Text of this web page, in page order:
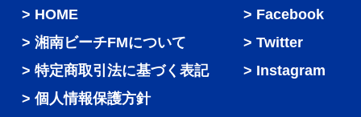
HOME
湘南ビーチFMについて
特定商取引法に基づく表記
個人情報保護方針
Facebook
Twitter
Instagram